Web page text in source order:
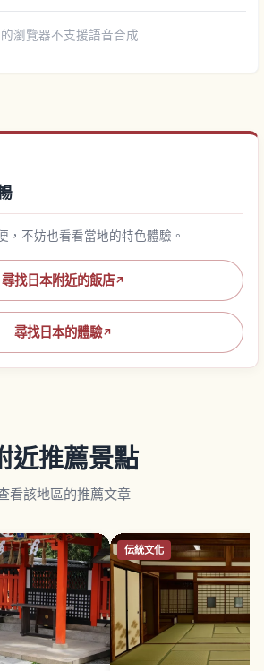
瀏覽器不支援語音合成
，不妨也看看當地的特色體驗。
尋找日本附近的飯店↗
尋找日本的體驗↗
近推薦景點
看該地區的推薦文章
伝統文化